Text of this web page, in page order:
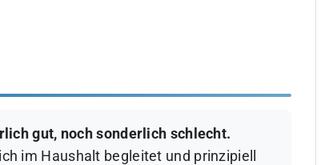
gut, noch sonderlich schlecht.
im Haushalt begleitet und prinzipiell